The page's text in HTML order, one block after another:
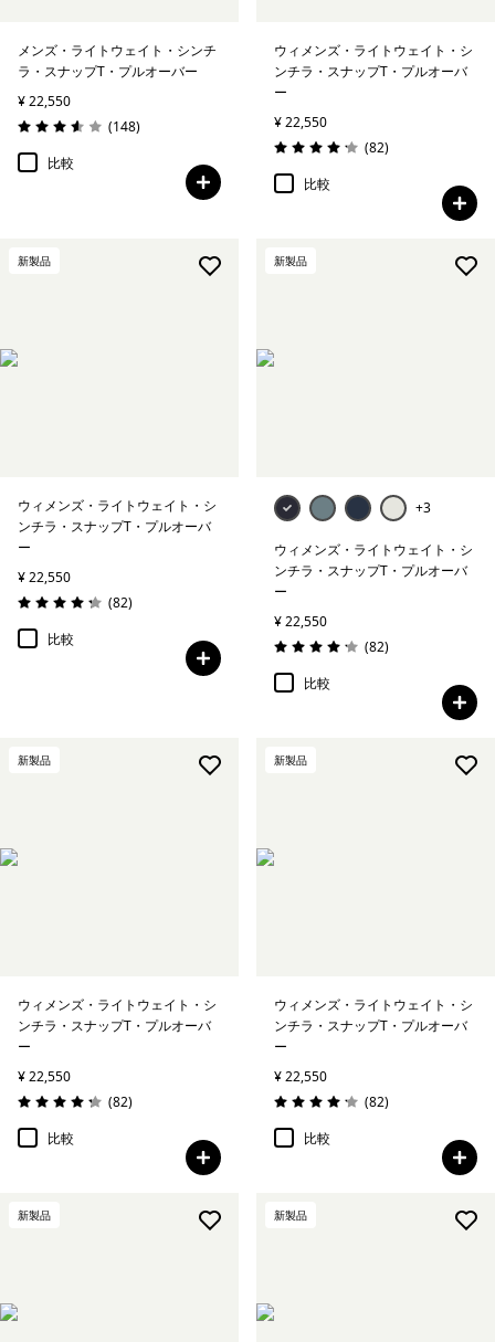
メンズ・ライトウェイト・シンチ
ラ・スナップT・プルオーバー
¥ 22,550
評価: 3.6 / 5
(148レビュー
)
比較
ウィメンズ・ライトウェイト・シ
ンチラ・スナップT・プルオーバ
ー
¥ 22,550
評価: 4.2 / 5
(82レビュー
)
比較
新製品
ウィメンズ・ライトウェイト・シ
ンチラ・スナップT・プルオーバ
ー
¥ 22,550
評価: 4.2 / 5
(82レビュー
)
比較
新製品
+3
ウィメンズ・ライトウェイト・シ
ンチラ・スナップT・プルオーバ
ー
¥ 22,550
評価: 4.2 / 5
(82レビュー
)
比較
新製品
ウィメンズ・ライトウェイト・シ
ンチラ・スナップT・プルオーバ
ー
¥ 22,550
評価: 4.2 / 5
(82レビュー
)
比較
新製品
ウィメンズ・ライトウェイト・シ
ンチラ・スナップT・プルオーバ
ー
¥ 22,550
評価: 4.2 / 5
(82レビュー
)
比較
新製品 新製品